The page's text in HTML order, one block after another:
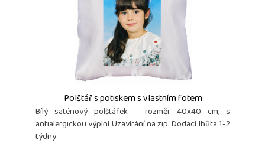
Polštář s potiskem s vlastním fotem
Bílý saténový polštářek - rozměr 40x40 cm, s
antialergickou výplní Uzavírání na zip. Dodací lhůta 1-2
týdny